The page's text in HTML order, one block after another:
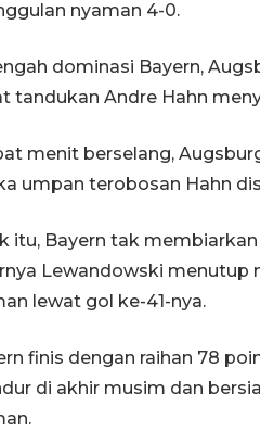
nyaman 4-0.
dominasi Bayern,
tandukan Andre Hahn
menit berselang,
umpan terobosan Hahn
itu, Bayern tak
Lewandowski menutup
lewat gol ke-41-nya.
finis dengan raihan 78
di akhir musim dan